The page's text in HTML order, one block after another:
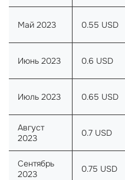
Май 2023 0.55 USD
Июнь 2023 0.6 USD
Июль 2023 0.65 USD
Август
2023
0.7 USD
Сентябрь
2023
0.75 USD